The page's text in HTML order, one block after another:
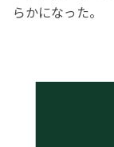
らかになった。